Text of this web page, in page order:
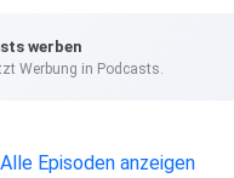
bei all den sexy
werben
Werbung in Podcasts.
Alle Episoden anzeigen